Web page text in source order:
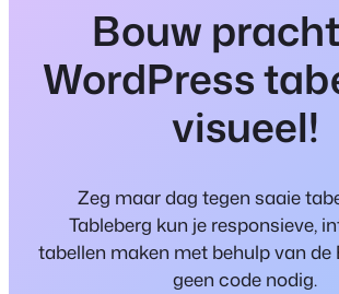
Bouw
WordPress
visueel!
Zeg maar dag tegen saaie
Tableberg kun je responsieve,
tabellen maken met behulp van de
geen code nodig.